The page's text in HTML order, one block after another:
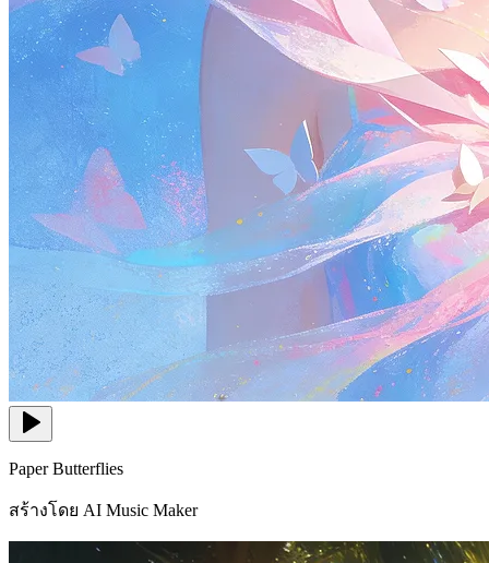
Paper Butterflies
สร้างโดย AI Music Maker